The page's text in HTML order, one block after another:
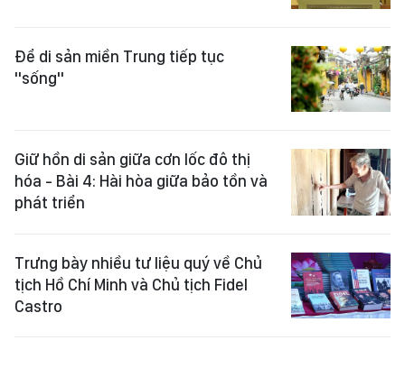
Để di sản miền Trung tiếp tục
"sống"
Giữ hồn di sản giữa cơn lốc đô thị
hóa - Bài 4: Hài hòa giữa bảo tồn và
phát triển
Trưng bày nhiều tư liệu quý về Chủ
tịch Hồ Chí Minh và Chủ tịch Fidel
Castro